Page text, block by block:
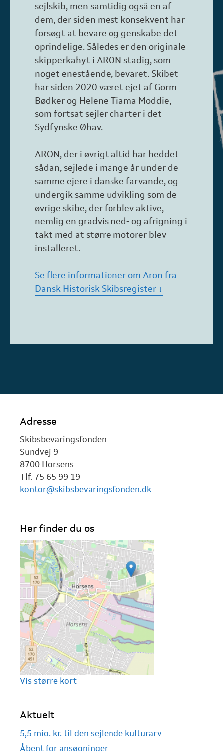
sejlskib, men samtidig også en af
dem, der siden mest konsekvent har
forsøgt at bevare og genskabe det
oprindelige. Således er den originale
skipperkahyt i ARON stadig, som
noget enestående, bevaret. Skibet
har siden 2020 været ejet af Gorm
Bødker og Helene Tiama Moddie,
som fortsat sejler charter i det
Sydfynske Øhav.
ARON, der i øvrigt altid har heddet
sådan, sejlede i mange år under de
samme ejere i danske farvande, og
undergik samme udvikling som de
øvrige skibe, der forblev aktive,
nemlig en gradvis ned- og afrigning i
takt med at større motorer blev
installeret.
Se flere informationer om Aron fra
Dansk Historisk Skibsregister ↓
Adresse
Skibsbevaringsfonden
Sundvej 9
8700 Horsens
Tlf. 75 65 99 19
kontor@skibsbevaringsfonden.dk
Her finder du os
Vis større kort
Aktuelt
5,5 mio. kr. til den sejlende kulturarv
Åbent for ansøgninger